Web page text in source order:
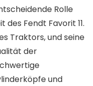
Rolle
des Fendt Favorit 11.
Traktors, und seine
der
und